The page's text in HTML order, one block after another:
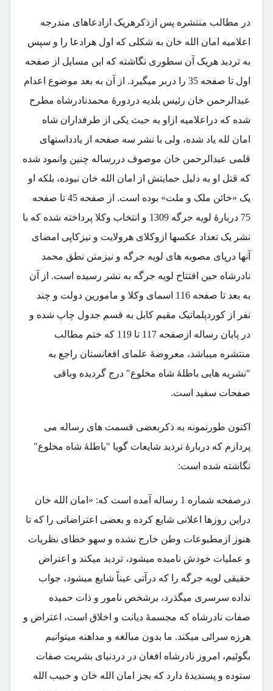
در مطالب منتشره پس ازذکرهریک ازادعاهای مندرجه
اعلامیه امان الله خان به شکلی که اول هرادعا را و سپس
به تردید هریک آن سطوری نگاشته که این مسایل از صفحه
اول تا صفحه 35 را دربر میگیرد. از آن به بعد موضوع اعدام
عبدالرحمن خان رئیس بلدیه دردورۀ محمدنادرشاه مطرح
شده که دراعلامیه ازاو به حیث یکی از طرفداران شاه
امان لله یاد شده، ولی با نشر سه صفحه از یادداستهای
قلمی عبدالرحمن خان موصوف دررساله چنین وانمود شده
که قتل او به دلیل حمایتش از امان الله خان نبوده، بلکه او
یک «خائن ملک و ملت» بوده است. از صفحه 45 تا صفحه
75 دربارۀ لویه جرگه 1309 و انتخاب وکلا پرداخته شده که با
نشر یک تعداد عکسها ازوکلای هرولایت و نیزکاپی امضای
آنها درپای مصوبه های لویه جرگه و نیزمتن نطق محمد
نادرشاه حین افتتاح لویه جرگه به نشر رسیده است. از آن
به بعد تا صفحه 116 اسمای وکلا و مامورین دولت و چند
نفر از کوردپلماتیک مقیم کابل به قسم جدول چاپ شده و
در پایان رساله ازصفحه 117 تا 119 که ختم مطالب
منتشره میباشد، معروضۀ علمای افغانستان راجع به
"نشریه هایی باطلۀ شاه مخلوع" درج گردیده وباقی
صفحات سفید است.
اکنون طورنمونه به ذکربعضی قسمت های رساله می
پردازم که دربارۀ تردید شایعات گویا "باطلۀ شاه مخلوع"
نگاشته شده است:
درصفحه شماره 1 رساله آمده است که: «امان الله خان
دراین روزها اعلانی شایع کرده و بعضی اعتراضاتی را که تا
هنوز ازمطبوعات وطن خارج نشده و سهو خطای نظریات
و عملیات خودش نامیده میشود، تردید میکند و اعتراض
حقیقی لویه جرگه را که درآتی عیناً شایع میشود، جواب
نداده سرسری میگذرد، برشخص نامور و ذات حمیده
صفات نادرشاه که مجسمۀ دیانت و اخلاق است، اعتراض و
هرزه سرائی میکند. ما بدون مبالغه و مداهنه میتوانیم
بگوئیم، امروز نادرشاه افغان در دردنیای بشریت صفات
ستوده و پسندیدۀ دارد که بجز امان الله خان و حبیب الله